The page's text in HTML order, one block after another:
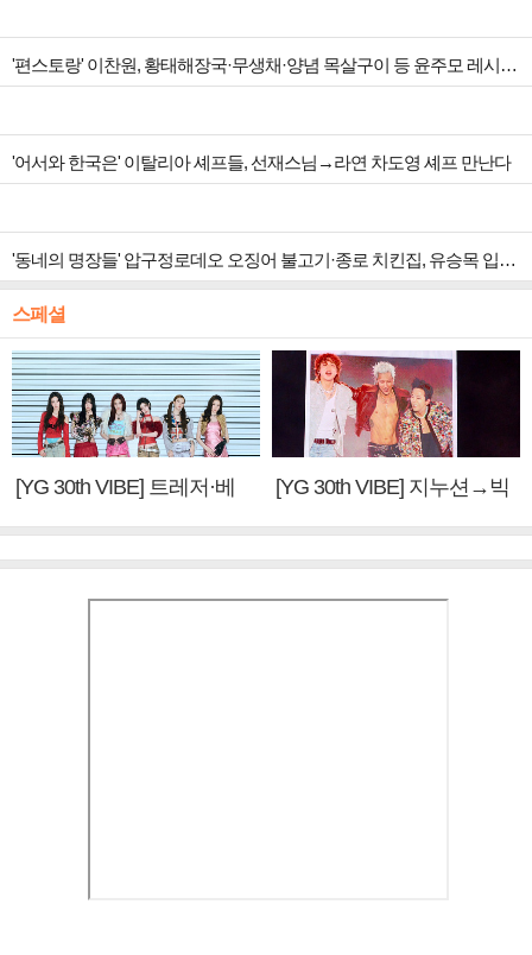
'편스토랑' 이찬원, 황태해장국·무생채·양념 목살구이 등 윤주모 레시피 섭렵
'어서와 한국은' 이탈리아 셰프들, 선재스님→라연 차도영 셰프 만난다
'동네의 명장들' 압구정로데오 오징어 불고기·종로 치킨집, 유승목 입맛 저격
스페셜
[YG 30th VIBE] 트레저·베
[YG 30th VIBE] 지누션→빅